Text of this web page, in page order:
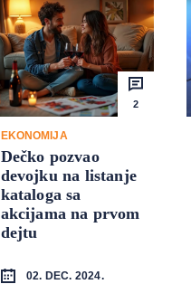
2
EKONOMIJA
Dečko pozvao
devojku na listanje
kataloga sa
akcijama na prvom
dejtu
02. DEC. 2024.